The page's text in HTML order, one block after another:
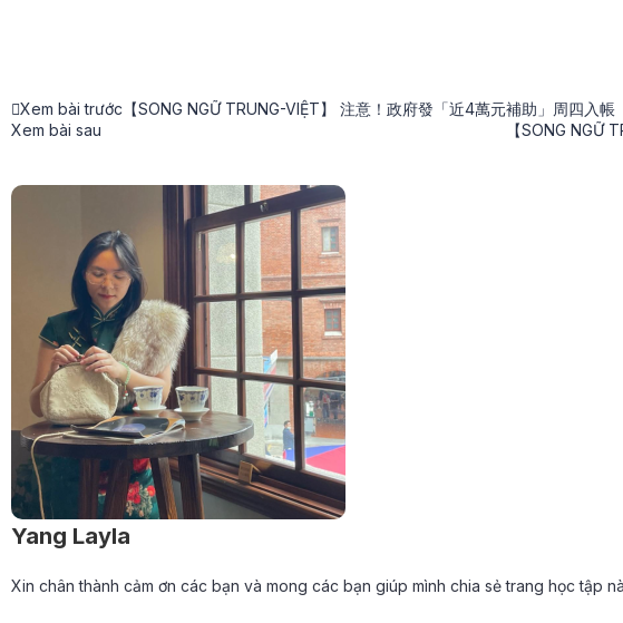
Xem bài trước 【SONG NGỮ TRUNG-VIỆT】 注意！政府發「近4萬元補助」周四入
Xem bài sau
【SONG NGỮ
Yang Layla
Xin chân thành cảm ơn các bạn và mong các bạn giúp mình chia sẻ trang học